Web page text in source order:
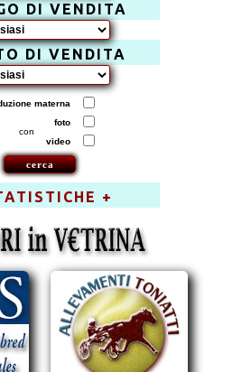
DI VENDITA
DI VENDITA
materna
con
foto
video
+